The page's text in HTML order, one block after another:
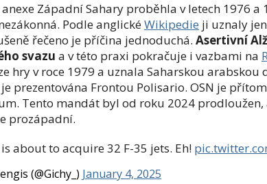
Západní Sahary proběhla v letech 1976
Podle anglickéWikipedie ji uznaly
řečeno je příčina jednoduchá. Asertivní
svazu a v této praxi pokračuje i vazbami na
hry v roce 1979 a uznala Saharskou
prezentována Frontou Polisario. OSN je
Tento mandát byl od roku 2024 prodloužen,
prozápadní.
about to acquire 32 F-35 jets. Eh!
(@Gichy_) January 4, 2025